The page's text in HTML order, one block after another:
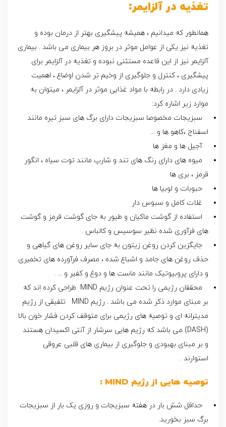
تغذیه در آلزایمر:
همانطور که میدانیم ، همیشه پیشگیری بهتر از درمان بوده و
تغذیه نیز یکی از عوامل موثر در بروز هر بیماری می باشد . بیماری
آلزایمر نیز از این قاعده مستثنی نبوده و تغذیه در آلزایمر برای
پیشگیری ، کنترل و جلوگیری از وخیم تر شدن اوضاع ، اهمیت
زیادی دارد . در رابطه با مواد غذایی موثر در آلزایمر ، میتوان به
موارد زیر اشاره کرد:
سبزیجات مخصوصا سبزیجات دارای برگ های سبز تیره مانند
اسفناج ،کاهو ها و ...
آجیل ها و مغز ها
میوه های دارای رنگ های تند و شارپ مانند توت سیاه ، انگور
قرمز ، بری ها
حبوبات و لوبیا ها
غلات کامل و سبوس دار
استفاده از گوشت ماکیان و طیور به جای گوشت قرمز و گوشت
های فرآوری شده نظیر سوسیس و کالباس .
جایگزین کردن روغن زیتون به جای سایر روغن های گیاهی و
حذف روغن های جامد و اشباع شده ، مصرف فرآورده های تخمیری
و دارای پروبیوتیک مانند ماست ها و دوغ و کفیر و ... .
محققان رژیمی را تحت عنوان رژیم MIND طراحی کرده اند که
بر مبنای موارد ذکر شده می باشد . رژیم MIND تلفیقی از رژیم
مدیترانه ای و توصیه های رژیمی برای متوقف کردن فشار خون بالا
(DASH) می باشد که رژیم هایی سرشار از آنتی اکسیدان هستند
و بر مبنای بهبودی و جلوگیری از بیماری های قلبی عروقی
استوارند .
توصیه هایی از رژیم MIND :
حداقل شش بار در هفته سبزیجات و روزی یک بار از سبزیجات
برگ سبز بخورید.